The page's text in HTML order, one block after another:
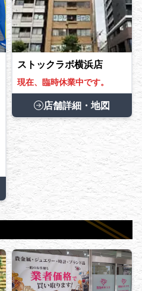
ストックラボ横浜店
現在、臨時休業中です。
店舗詳細・地図